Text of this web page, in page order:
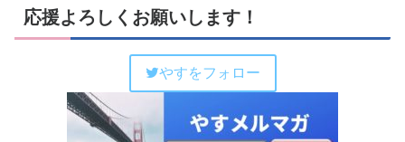
応援よろしくお願いします！
やすをフォロー